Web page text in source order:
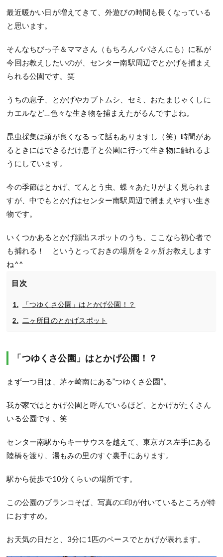
最近暖かい日が増えてきて、外遊びの時間も長くなっている
と思います。
そんなちびっ子＆ママさん（もちろんパパさんにも）に私が
今回お教えしたいのが、センター南駅周辺でとかげを捕まえ
られる公園です。笑
うちの息子、とかげやカブトムシ、セミ、おたまじゃくしに
カエルなど…色々な生き物を捕まえたがるんですよね。
昆虫採集は頭が良くなるって話もありますし（笑）時間があ
るときにはできるだけ息子と公園に行って生き物に触れるよ
うにしています。
今の季節はとかげ、てんとう虫、蝶々あたりがよく見られま
すが、中でもとかげはセンター南駅周辺で捕まえやすい生き
物です。
いくつかあるとかげ頻出スポットのうち、ここなら初心者で
も捕れる！ というとっておきの場所を２ヶ所お教えします
ね^^
目次
「つゆくさ公園」はとかげ公園！？
二ヶ所目のとかげスポット
「つゆくさ公園」はとかげ公園！？
まず一つ目は、茅ヶ崎南にある”つゆくさ公園”。
我が家ではとかげ公園と呼んでいるほど、とかげがたくさん
いる公園です。笑
センター南駅からキーサウスを越えて、東京ガス左手にある
陸橋を渡り、湯もみの里のすぐ裏手にあります。
駅から徒歩で10分くらいの場所です。
この公園のブランコそば、写真の□印が付いているところが特
におすすめ。
お天気の日だと、3分に1匹のペースでとかげが表れます。